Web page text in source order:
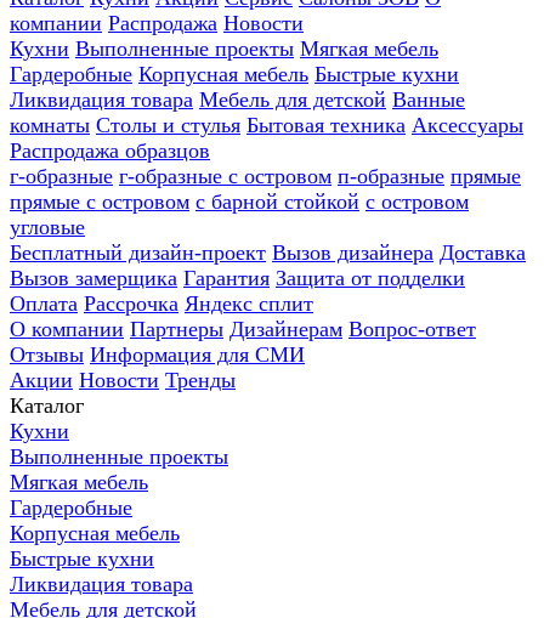
компании Распродажа Новости
Кухни Выполненные проекты Мягкая мебель
Гардеробные Корпусная мебель Быстрые кухни
Ликвидация товара Мебель для детской Ванные
комнаты Столы и стулья Бытовая техника Аксессуары
Распродажа образцов
г-образные г-образные с островом п-образные прямые
прямые с островом с барной стойкой с островом
угловые
Бесплатный дизайн-проект Вызов дизайнера Доставка
Вызов замерщика Гарантия Защита от подделки
Оплата Рассрочка Яндекс сплит
О компании Партнеры Дизайнерам Вопрос-ответ
Отзывы Информация для СМИ
Акции Новости Тренды
Каталог
Кухни
Выполненные проекты
Мягкая мебель
Гардеробные
Корпусная мебель
Быстрые кухни
Ликвидация товара
Мебель для детской